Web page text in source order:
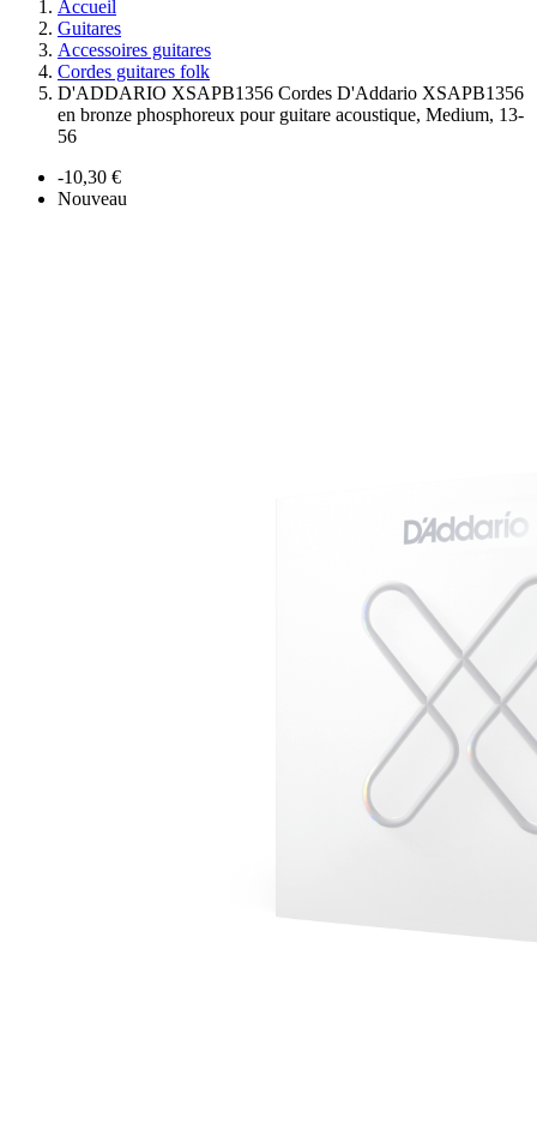
Accueil
Guitares
Accessoires guitares
Cordes guitares folk
D'ADDARIO XSAPB1356 Cordes D'Addario XSAPB1356
en bronze phosphoreux pour guitare acoustique, Medium, 13-
56
-10,30 €
Nouveau